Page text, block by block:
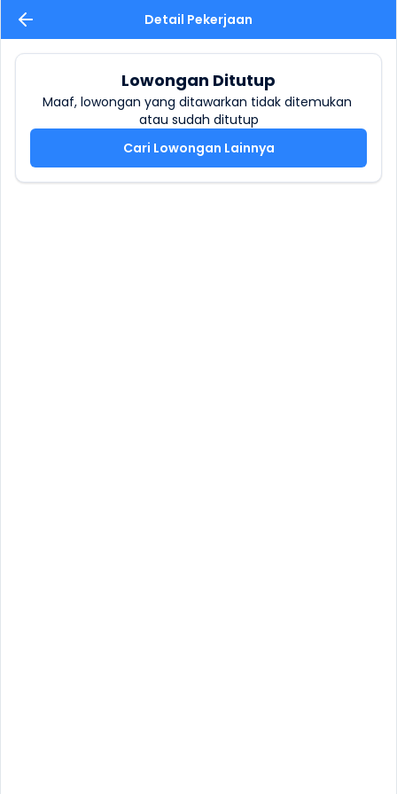
Detail Pekerjaan
Lowongan Ditutup
Maaf, lowongan yang ditawarkan tidak ditemukan
atau sudah ditutup
Cari Lowongan Lainnya